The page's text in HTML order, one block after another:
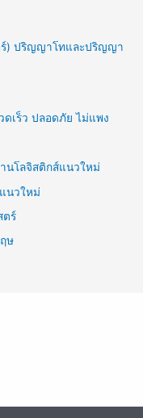
ร์) ปริญญาโทและปริญญา
เร็ว ปลอดภัย ไม่แพง
นโลจิสติกส์แนวใหม่
นวใหม่
ตร์
ษ